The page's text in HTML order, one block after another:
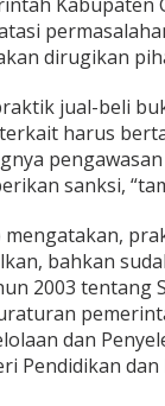
t
a
s
J
u
a
l
-
l
i
B
u
k
u
,
dirugikan
jual-beli
harus
sanksi,
mengatakan,
bahkan
2003 tentang
dan
Pendidikan